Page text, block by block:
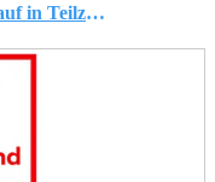
Aushilfe / Studentenjob im Verkauf in Teilzeit (m/w/d)